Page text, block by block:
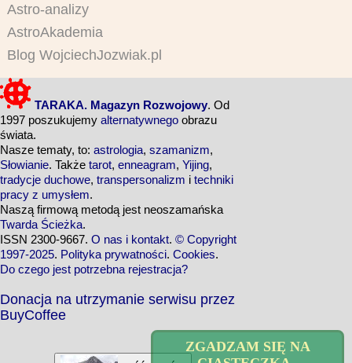
ZGADZAM SIĘ NA
Astro-analizy
AstroAkademia
Blog WojciechJozwiak.pl
TARAKA. Magazyn Rozwojowy. Od
1997 poszukujemy alternatywnego obrazu
świata.
Nasze tematy, to: astrologia, szamanizm,
Słowianie. Także tarot, enneagram, Yijing,
tradycje duchowe, transpersonalizm i techniki
pracy z umysłem.
Naszą firmową metodą jest neoszamańska
Twarda Ścieżka.
ISSN 2300-9667. O nas i kontakt. © Copyright
1997-2025. Polityka prywatności. Cookies.
Do czego jest potrzebna rejestracja?
Donacja na utrzymanie serwisu przez
BuyCoffee